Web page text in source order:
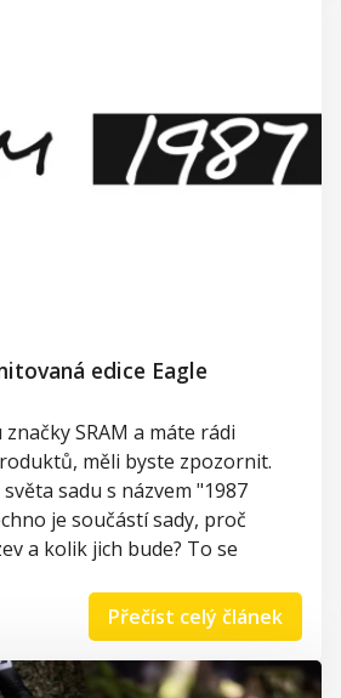
edice Eagle
SRAM a máte rádi
měli byste zpozornit.
sadu s názvem "1987
je součástí sady, proč
a kolik jich bude? To se
Přečíst celý článek